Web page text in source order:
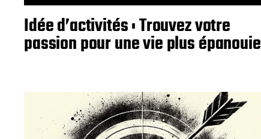
Idée d’activités : Trouvez votre
passion pour une vie plus épanouie